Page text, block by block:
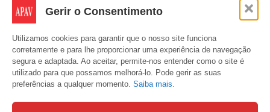
Gerir o Consentimento
Utilizamos cookies para garantir que o nosso site funciona
corretamente e para lhe proporcionar uma experiência de navegação
segura e adaptada. Ao aceitar, permite-nos entender como o site é
utilizado para que possamos melhorá-lo. Pode gerir as suas
preferências a qualquer momento. Saiba mais.